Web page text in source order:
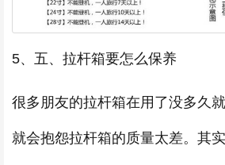
5、五、拉杆箱要怎么保养
很多朋友的拉杆箱在用了没多久
就会抱怨拉杆箱的质量太差。其